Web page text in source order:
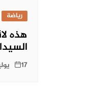
رياضة
هذه
17 يوليو، 2026